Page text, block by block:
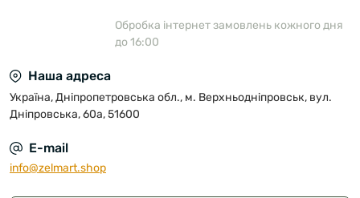
Обробка інтернет замовлень кожного дня
до 16:00
Наша адреса
Україна, Дніпропетровська обл., м. Верхньодніпровськ, вул.
Дніпровська, 60а, 51600
E-mail
info@zelmart.shop